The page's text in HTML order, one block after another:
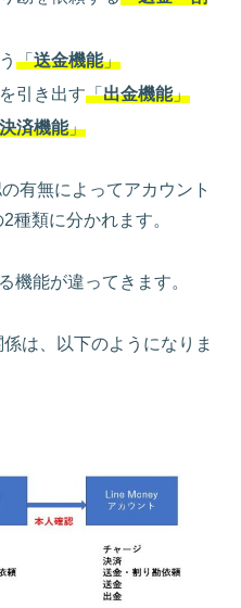
「送金機能」
引き出す「出金機能」
決済機能」
有無によってアカウント
種類に分かれます。
機能が違ってきます。
は、以下のようになりま